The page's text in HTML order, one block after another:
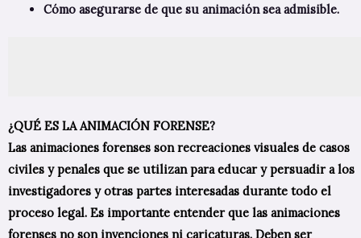
Cómo asegurarse de que su animación sea admisible.
¿QUÉ ES LA ANIMACIÓN FORENSE?
Las animaciones forenses son recreaciones visuales de casos
civiles y penales que se utilizan para educar y persuadir a los
investigadores y otras partes interesadas durante todo el
proceso legal. Es importante entender que las animaciones
forenses no son invenciones ni caricaturas. Deben ser